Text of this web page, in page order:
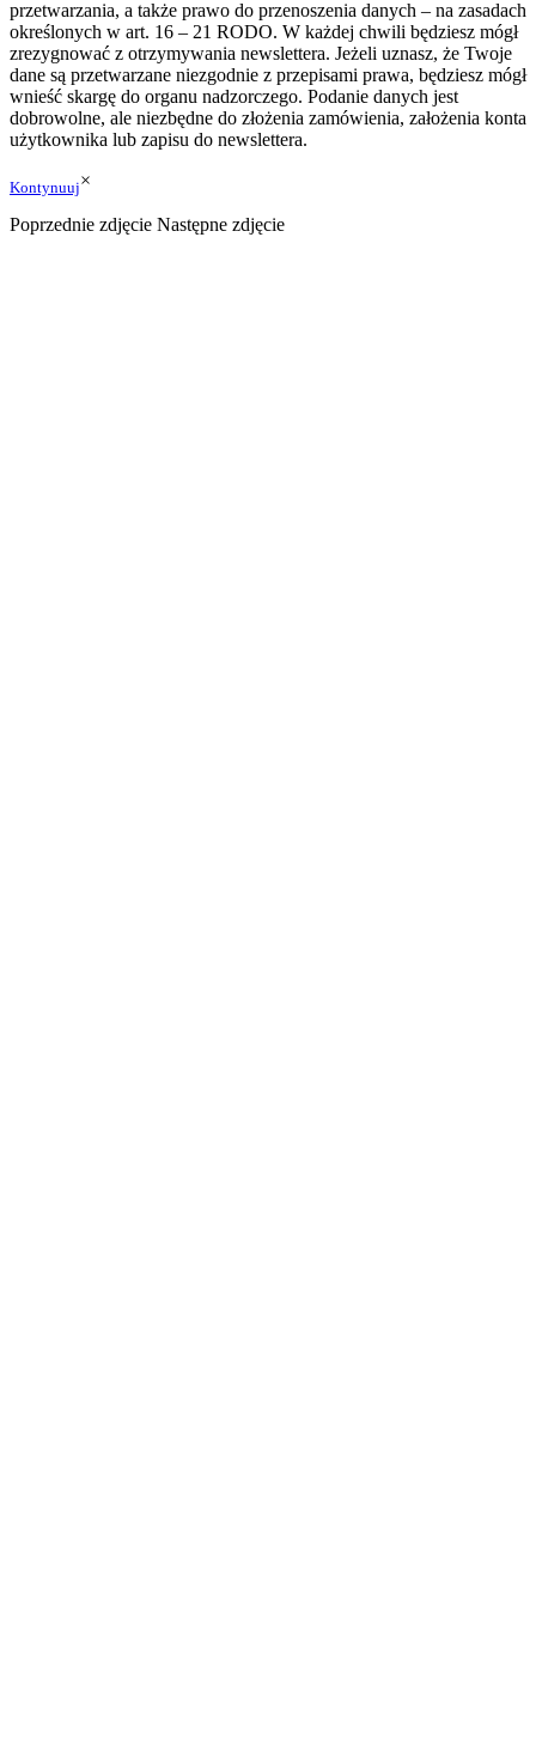
przetwarzania, a także prawo do przenoszenia danych – na zasadach
określonych w art. 16 – 21 RODO. W każdej chwili będziesz mógł
zrezygnować z otrzymywania newslettera. Jeżeli uznasz, że Twoje
dane są przetwarzane niezgodnie z przepisami prawa, będziesz mógł
wnieść skargę do organu nadzorczego. Podanie danych jest
dobrowolne, ale niezbędne do złożenia zamówienia, założenia konta
użytkownika lub zapisu do newslettera.
Kontynuuj×
Poprzednie zdjęcie Następne zdjęcie